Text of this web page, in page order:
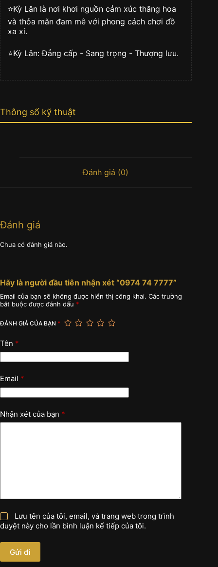
⭐️Kỳ Lân là nơi khơi nguồn cảm xúc thăng hoa
và thỏa mãn đam mê với phong cách chơi đồ
xa xỉ.
⭐️Kỳ Lân: Đẳng cấp - Sang trọng - Thượng lưu.
Thông số kỹ thuật
Đánh giá (0)
Đánh giá
Chưa có đánh giá nào.
Hãy là người đầu tiên nhận xét “0974 74 7777”
Email của bạn sẽ không được hiển thị công khai. Các trường
bắt buộc được đánh dấu *
ĐÁNH GIÁ CỦA BẠN *
Tên *
Email *
Nhận xét của bạn *
Lưu tên của tôi, email, và trang web trong trình
duyệt này cho lần bình luận kế tiếp của tôi.
Gửi đi